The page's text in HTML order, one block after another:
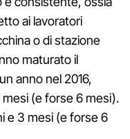
ai lavoratori
o di stazione
maturato il
anno nel 2016,
mesi (e forse 6 mesi).
e 3 mesi (e forse 6